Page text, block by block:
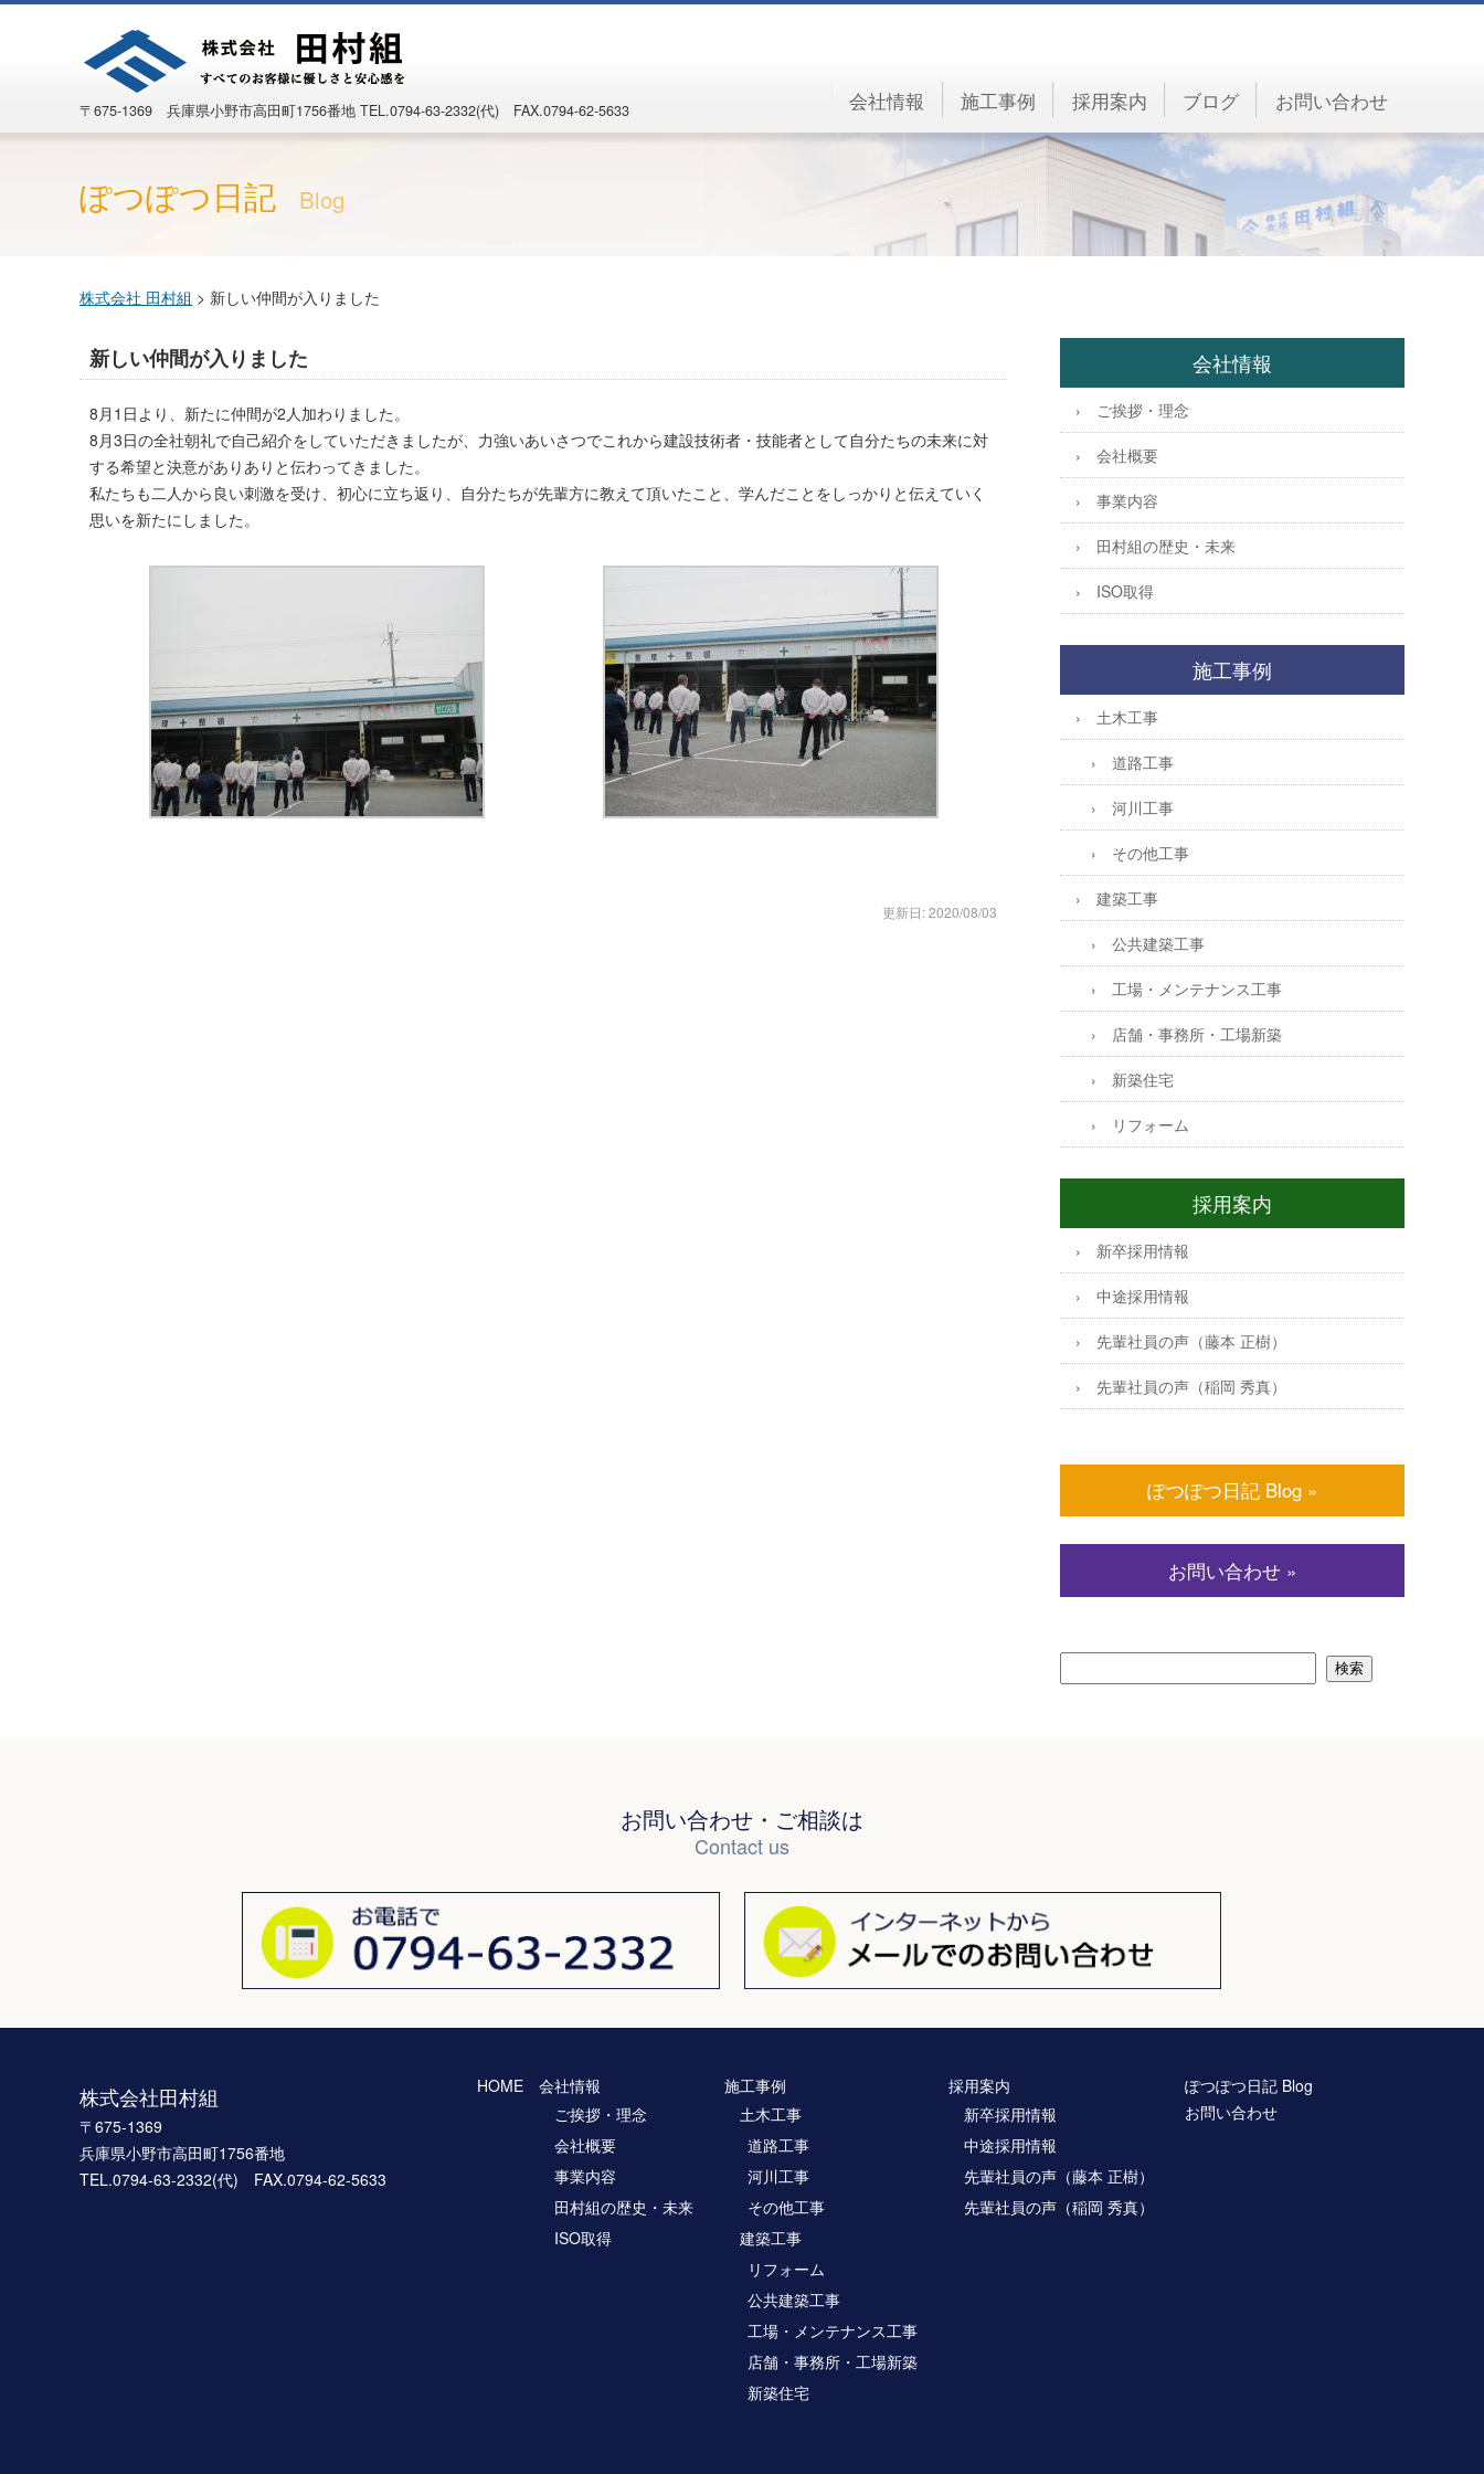
〒675-1369 兵庫県小野市高田町1756番地 TEL.0794-63-2332(代) FAX.0794-62-5633 会社情報 施工事例 採用案内 ブログ お問い合わせ
ぽつぽつ日記 Blog
株式会社 田村組 > 新しい仲間が入りました
新しい仲間が入りました
8月1日より、新たに仲間が2人加わりました。
8月3日の全社朝礼で自己紹介をしていただきましたが、力強いあいさつでこれから建設技術者・技能者として自分たちの未来に対
する希望と決意がありありと伝わってきました。
私たちも二人から良い刺激を受け、初心に立ち返り、自分たちが先輩方に教えて頂いたこと、学んだことをしっかりと伝えていく
思いを新たにしました。
更新日: 2020/08/03
会社情報
ご挨拶・理念
会社概要
事業内容
田村組の歴史・未来
ISO取得
施工事例
土木工事
道路工事
河川工事
その他工事
建築工事
公共建築工事
工場・メンテナンス工事
店舗・事務所・工場新築
新築住宅
リフォーム
採用案内
新卒採用情報
中途採用情報
先輩社員の声（藤本 正樹）
先輩社員の声（稲岡 秀真）
ぽつぽつ日記 Blog »
お問い合わせ »
お問い合わせ・ご相談は
Contact us
株式会社田村組
〒675-1369
兵庫県小野市高田町1756番地
TEL.0794-63-2332(代) FAX.0794-62-5633
HOME
会社情報
ご挨拶・理念
会社概要
事業内容
田村組の歴史・未来
ISO取得
施工事例
土木工事
道路工事
河川工事
その他工事
建築工事
リフォーム
公共建築工事
工場・メンテナンス工事
店舗・事務所・工場新築
新築住宅
採用案内
新卒採用情報
中途採用情報
先輩社員の声（藤本 正樹）
先輩社員の声（稲岡 秀真）
ぽつぽつ日記 Blog
お問い合わせ